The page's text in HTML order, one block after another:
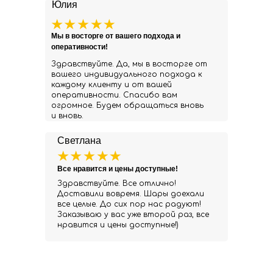
Юлия
Здравствуйте. Да, мы в восторге от
вашего индивидуального подхода к
каждому клиенту и от вашей
оперативности. Спасибо вам
огромное. Будем обращаться вновь
и вновь.
Мы в восторге от вашего подхода и
оперативности!
Светлана
Здравствуйте. Все отлично!
Доставили вовремя. Шары доехали
все целые. До сих пор нас радуют!
Заказываю у вас уже второй раз, все
нравится и цены доступные!)
Все нравится и цены доступные!